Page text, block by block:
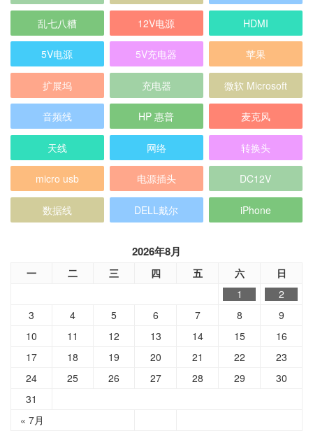
乱七八糟 12V电源 HDMI
5V电源 5V充电器 苹果
扩展坞 充电器 微软 Microsoft
音频线 HP 惠普 麦克风
天线 网络 转换头
micro usb 电源插头 DC12V
数据线 DELL戴尔 iPhone
2026年8月
一 二 三 四 五 六 日
« 7月
1
2
3
4 5 6 7 8
9
10
11 12 13 14 15
16
17
18 19 20 21 22
23
24
25 26 27 28 29
30
31